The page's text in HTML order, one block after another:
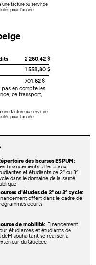
une facture ou servir de
pour l’année
2 260,42 $
1 558,80 $
701,62 $
pas en compte les
de transport,
une facture ou servir de
pour l’année
des bourses ESPUM:
financements offerts aux
et étudiants de 2eou 3e
dans le domaine de la santé
d'études de 2eou 3ecycle:
offert dans le cadre de
courts
de mobilité: Financement
étudiantes et étudiants de
souhaitant se réaliser à
du Québec